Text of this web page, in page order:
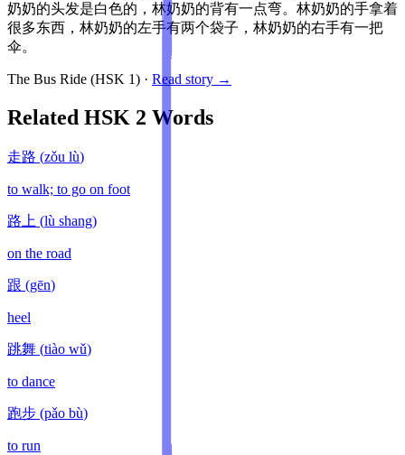
奶奶的头发是白色的，林奶奶的背有一点弯。林奶奶的手拿着
很多东西，林奶奶的左手有两个袋子，林奶奶的右手有一把
伞。
The Bus Ride (HSK 1) · Read story →
Related HSK 2 Words
走路 (zǒu lù)
to walk; to go on foot
路上 (lù shang)
on the road
跟 (gēn)
heel
跳舞 (tiào wǔ)
to dance
跑步 (pǎo bù)
to run